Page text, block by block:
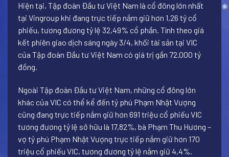
Hiện tại, Tập đoàn Đầu tư Việt Nam là cổ đông lớn nhất
tại Vingroup khi đang trực tiếp nắm giữ hơn 1,26 tỷ cổ
phiếu, tương đương tỷ lệ 32,49% cổ phần. Tính theo giá
kết phiên giao dịch sáng ngày 3/4, khối tài sản tại VIC
của Tập đoàn Đầu tư Việt Nam có giá trị gần 72.000 tỷ
đồng.
Ngoài Tập đoàn Đầu tư Việt Nam, những cổ đông lớn
khác của VIC có thể kể đến tỷ phú Phạm Nhật Vượng
cũng đang trực tiếp nắm giữ hơn 691 triệu cổ phiếu VIC
tương đương tỷ lệ sở hữu là 17,82%, bà Phạm Thu Hương –
vợ tỷ phú Phạm Nhật Vượng trực tiếp nắm giữ hơn 170
triệu cổ phiếu VIC, tương đương tỷ lệ nắm giữ 4,4%.